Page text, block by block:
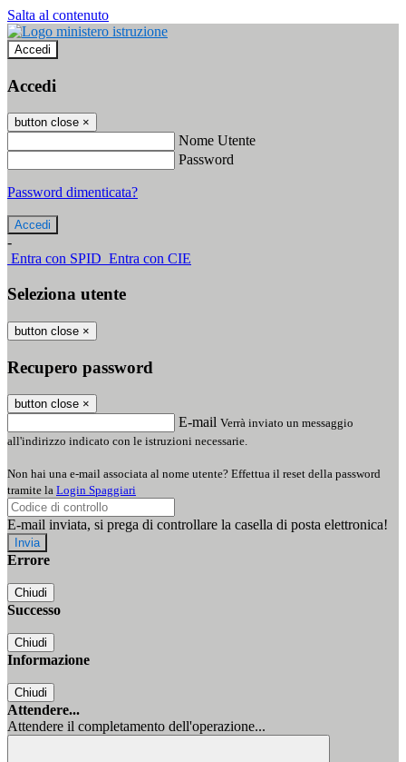
Salta al contenuto
Accedi
Accedi
button close ×
Nome Utente
Password
Password dimenticata?
-
Entra con SPID Entra con CIE
Seleziona utente
button close ×
Recupero password
button close ×
E-mail Verrà inviato un messaggio
all'indirizzo indicato con le istruzioni necessarie.
Non hai una e-mail associata al nome utente? Effettua il reset della password
tramite la Login Spaggiari
E-mail inviata, si prega di controllare la casella di posta elettronica!
Errore
Chiudi
Successo
Chiudi
Informazione
Chiudi
Attendere...
Attendere il completamento dell'operazione...